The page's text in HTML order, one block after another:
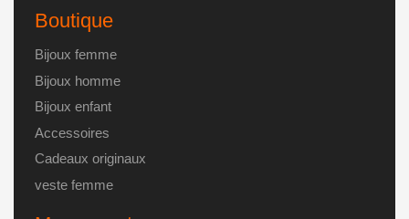
Boutique
Bijoux femme
Bijoux homme
Bijoux enfant
Accessoires
Cadeaux originaux
veste femme